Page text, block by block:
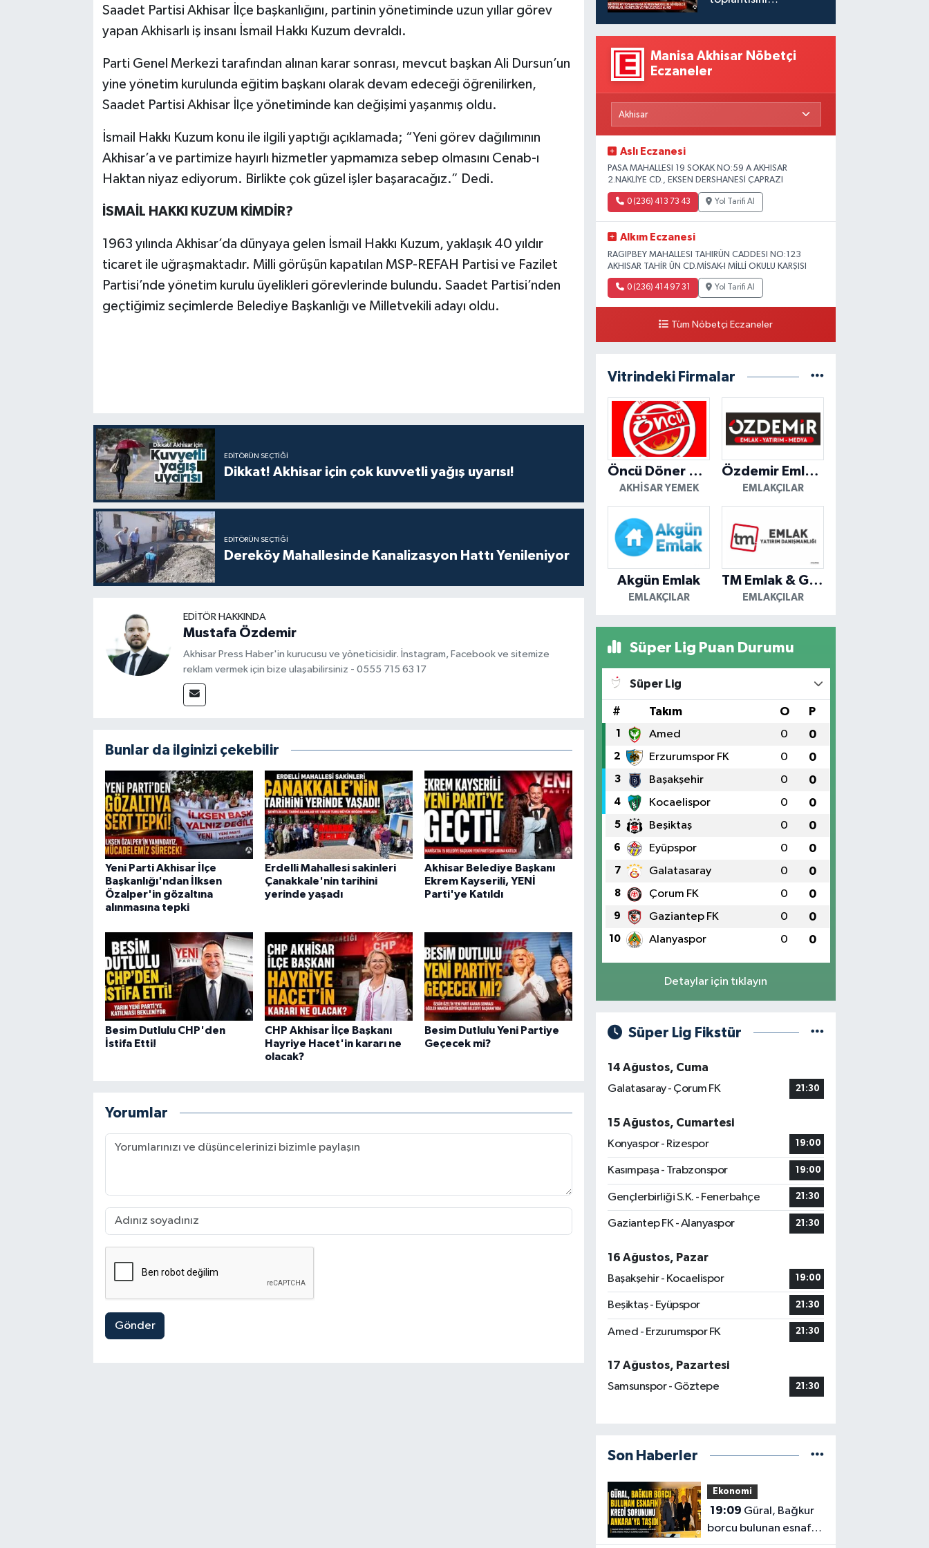
Saadet Partisi Akhisar İlçe başkanlığını, partinin yönetiminde uzun yıllar görev
yapan Akhisarlı iş insanı İsmail Hakkı Kuzum devraldı.
Parti Genel Merkezi tarafından alınan karar sonrası, mevcut başkan Ali Dursun’un
yine yönetim kurulunda eğitim başkanı olarak devam edeceği öğrenilirken,
Saadet Partisi Akhisar İlçe yönetiminde kan değişimi yaşanmış oldu.
İsmail Hakkı Kuzum konu ile ilgili yaptığı açıklamada; “Yeni görev dağılımının
Akhisar’a ve partimize hayırlı hizmetler yapmamıza sebep olmasını Cenab-ı
Haktan niyaz ediyorum. Birlikte çok güzel işler başaracağız.” Dedi.
İSMAİL HAKKI KUZUM KİMDİR?
1963 yılında Akhisar’da dünyaya gelen İsmail Hakkı Kuzum, yaklaşık 40 yıldır
ticaret ile uğraşmaktadır. Milli görüşün kapatılan MSP-REFAH Partisi ve Fazilet
Partisi’nde yönetim kurulu üyelikleri görevlerinde bulundu. Saadet Partisi’nden
geçtiğimiz seçimlerde Belediye Başkanlığı ve Milletvekili adayı oldu.
EDITÖRÜN SEÇTIĞI
Dikkat! Akhisar için çok kuvvetli yağış uyarısı!
EDITÖRÜN SEÇTIĞI
Dereköy Mahallesinde Kanalizasyon Hattı Yenileniyor
EDITÖR HAKKINDA
Mustafa Özdemir
Akhisar Press Haber'in kurucusu ve yöneticisidir. İnstagram, Facebook ve sitemize
reklam vermek için bize ulaşabilirsiniz - 0555 715 63 17
Bunlar da ilginizi çekebilir
Yeni Parti Akhisar İlçe
Başkanlığı'ndan İlksen
Özalper'in gözaltına
alınmasına tepki
Erdelli Mahallesi sakinleri
Çanakkale'nin tarihini
yerinde yaşadı
Akhisar Belediye Başkanı
Ekrem Kayserili, YENİ
Parti'ye Katıldı
Besim Dutlulu CHP'den
İstifa Etti!
CHP Akhisar İlçe Başkanı
Hayriye Hacet'in kararı ne
olacak?
Besim Dutlulu Yeni Partiye
Geçecek mi?
Yorumlar
Gönder
Manisa Akhisar Nöbetçi
Eczaneler
Aslı Eczanesi
PASA MAHALLESI 19 SOKAK NO:59 A AKHISAR
2.NAKLİYE CD., EKSEN DERSHANESİ ÇAPRAZI
0 (236) 413 73 43 Yol Tarifi Al
Alkım Eczanesi
RAGIPBEY MAHALLESI TAHIRÜN CADDESI NO:123
AKHISAR TAHİR ÜN CD.MİSAK-I MİLLİ OKULU KARŞISI
0 (236) 414 97 31 Yol Tarifi Al
Tüm Nöbetçi Eczaneler
Vitrindeki Firmalar
Öncü Döner Akhisar
AKHISAR YEMEK
Özdemir Emlak Yatırım
EMLAKÇILAR
Akgün Emlak
EMLAKÇILAR
TM Emlak & Gayrimenkul
EMLAKÇILAR
Süper Lig Puan Durumu
Süper Lig
# Takım O P
1 Amed 0 0
2 Erzurumspor FK 0 0
3 Başakşehir 0 0
4 Kocaelispor 0 0
5 Beşiktaş 0 0
6 Eyüpspor 0 0
7 Galatasaray 0 0
8 Çorum FK 0 0
9 Gaziantep FK 0 0
10 Alanyaspor 0 0
Detaylar için tıklayın
Süper Lig Fikstür
14 Ağustos, Cuma
Galatasaray - Çorum FK
21:30
15 Ağustos, Cumartesi
Konyaspor - Rizespor
19:00
Kasımpaşa - Trabzonspor 19:00
Gençlerbirliği S.K. - Fenerbahçe 21:30
Gaziantep FK - Alanyaspor 21:30
16 Ağustos, Pazar
Başakşehir - Kocaelispor
19:00
Beşiktaş - Eyüpspor 21:30
Amed - Erzurumspor FK 21:30
17 Ağustos, Pazartesi
Samsunspor - Göztepe
21:30
Son Haberler
Ekonomi
19:09
borcu bulunan esnafın
Akhisar Emlak